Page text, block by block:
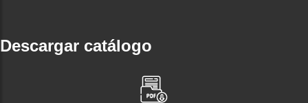
Descargar catálogo